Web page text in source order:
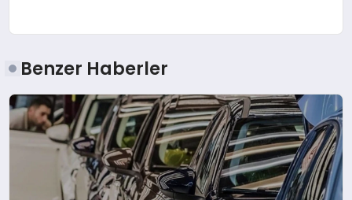
Benzer Haberler